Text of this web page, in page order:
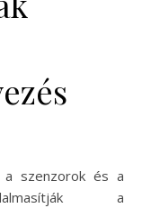
a szenzorok és a
a